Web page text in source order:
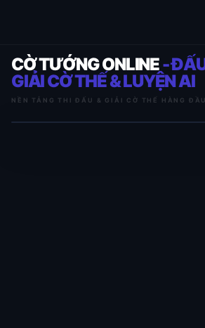
CỜ TƯỚNG ONLINE-
GIẢI CỜ THẾ & LUYỆN AI
NỀN TẢNG THI ĐẤU & GIẢI CỜ THẾ HÀNG ĐẦU